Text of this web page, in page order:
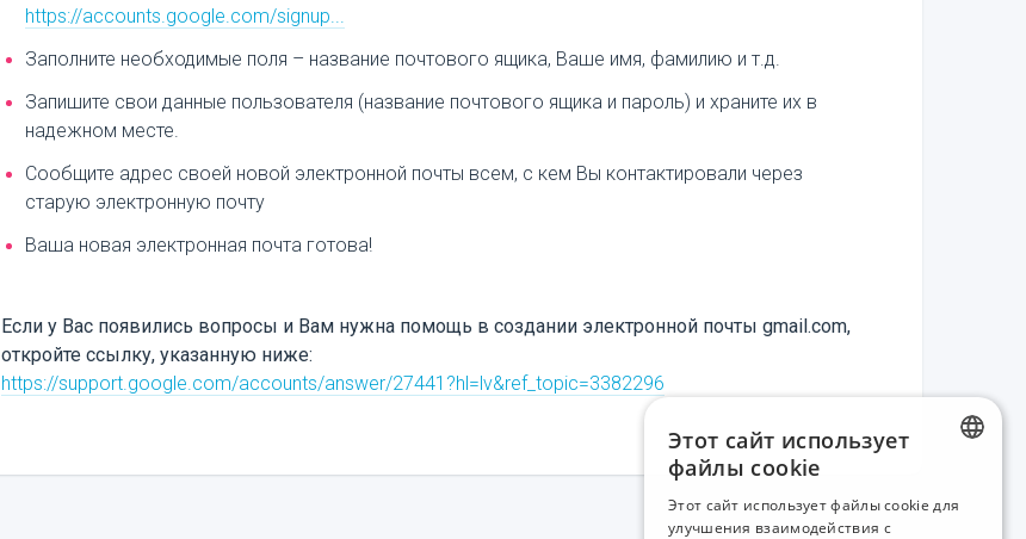
https://accounts.google.com/signup...
Заполните необходимые поля – название почтового ящика, Ваше имя, фамилию и т.д.
Запишите свои данные пользователя (название почтового ящика и пароль) и храните их в
надежном месте.
Сообщите адрес своей новой электронной почты всем, с кем Вы контактировали через
старую электронную почту
Ваша новая электронная почта готова!
Если у Вас появились вопросы и Вам нужна помощь в создании электронной почты gmail.com,
откройте ссылку, указанную ниже:
https://support.google.com/accounts/answer/27441?hl=lv&ref_topic=3382296
Этот сайт использует
файлы cookie
Этот сайт использует файлы cookie для
улучшения взаимодействия с